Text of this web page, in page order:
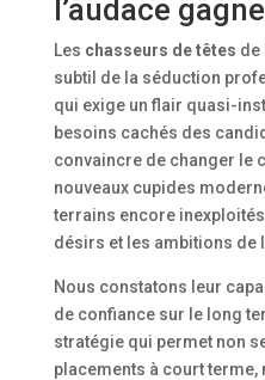
l’audace
Les chasseurs de têtes de
subtil de la séduction
qui exige un flair quasi-
besoins cachés des
convaincre de changer le
nouveaux cupides
terrains encore
désirs et les ambitions de
Nous constatons leur
de confiance sur le long
stratégie qui permet non
placements à court